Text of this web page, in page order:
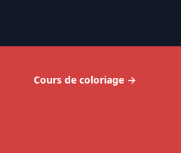
Cours de coloriage →